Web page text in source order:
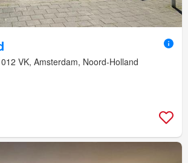
VK, Amsterdam, Noord-Holland